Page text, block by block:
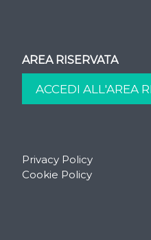
AREA RISERVATA
Privacy Policy
Cookie Policy